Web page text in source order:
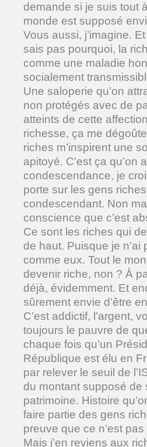
demande si je suis tout
monde est supposé
Vous aussi, j’imagine.
sais pas pourquoi, la
comme une maladie
socialement
Une saloperie qu’on
non protégés avec de
atteints de cette
richesse, ça me
riches m’inspirent une
apitoyé. C’est ça qu’on
condescendance, je
porte sur les gens
condescendant. Non
conscience que c’est
Ce sont les riches qui
de haut. Puisque je
comme eux. Tout le
devenir riche, non ? À
déjà, évidemment. Et
sûrement envie d’être
C’est addictif, l’argent,
toujours le pauvre de
chaque fois qu’un
République est élu en
par relever le seuil de
du montant supposé de
patrimoine. Histoire
faire partie des gens
preuve que ce n’est
Mais j’en reviens aux